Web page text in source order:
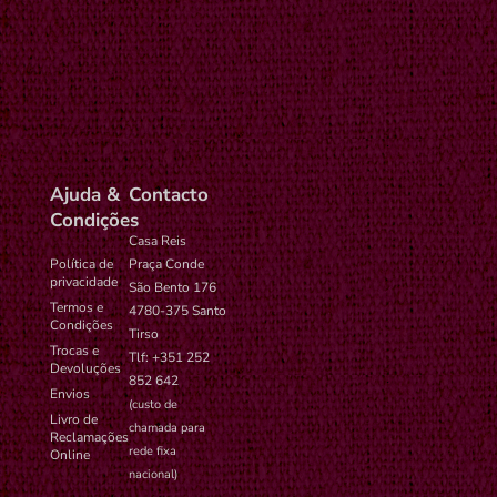
Ajuda &
Condições
Política de
privacidade
Termos e
Condições
Trocas e
Devoluções
Envios
Livro de
Reclamações
Online
Contacto
Casa Reis
Praça Conde
São Bento 176
4780-375 Santo
Tirso
Tlf: +351 252
852 642
(custo de
chamada para
rede fixa
nacional)